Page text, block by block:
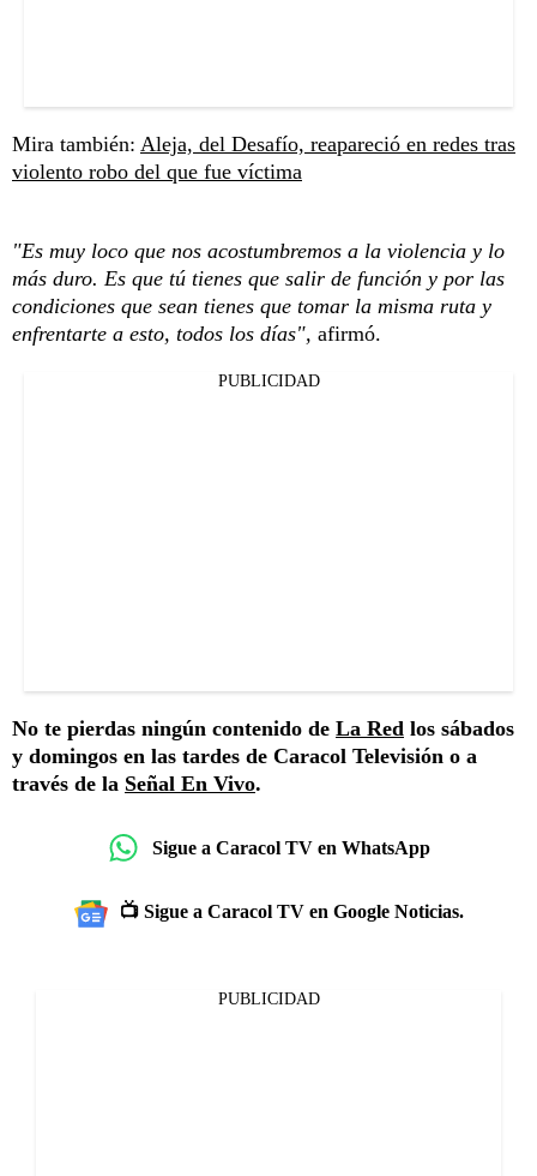
Mira también: Aleja, del Desafío, reapareció en redes tras
violento robo del que fue víctima
"Es muy loco que nos acostumbremos a la violencia y lo
más duro. Es que tú tienes que salir de función y por las
condiciones que sean tienes que tomar la misma ruta y
enfrentarte a esto, todos los días", afirmó.
PUBLICIDAD
No te pierdas ningún contenido de La Red los sábados
y domingos en las tardes de Caracol Televisión o a
través de la Señal En Vivo.
Sigue a Caracol TV en WhatsApp
📺 Sigue a Caracol TV en Google Noticias.
PUBLICIDAD